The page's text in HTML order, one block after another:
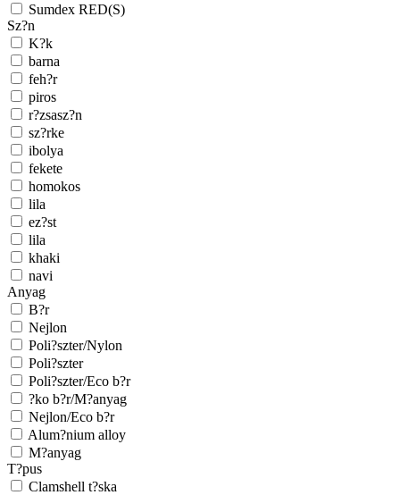
Sumdex RED(S)
Sz?n
K?k
barna
feh?r
piros
r?zsasz?n
sz?rke
ibolya
fekete
homokos
lila
ez?st
lila
khaki
navi
Anyag
B?r
Nejlon
Poli?szter/Nylon
Poli?szter
Poli?szter/Eco b?r
?ko b?r/M?anyag
Nejlon/Eco b?r
Alum?nium alloy
M?anyag
T?pus
Clamshell t?ska